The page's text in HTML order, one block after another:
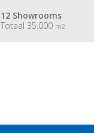
12 Showrooms
Totaal 35.000 m2